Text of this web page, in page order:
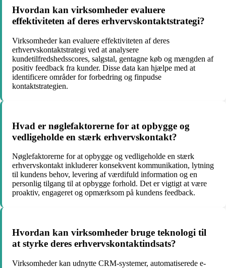
Hvordan kan virksomheder evaluere
effektiviteten af deres erhvervskontaktstrategi?
Virksomheder kan evaluere effektiviteten af deres
erhvervskontaktstrategi ved at analysere
kundetilfredshedsscores, salgstal, gentagne køb og mængden af
positiv feedback fra kunder. Disse data kan hjælpe med at
identificere områder for forbedring og finpudse
kontaktstrategien.
Hvad er nøglefaktorerne for at opbygge og
vedligeholde en stærk erhvervskontakt?
Nøglefaktorerne for at opbygge og vedligeholde en stærk
erhvervskontakt inkluderer konsekvent kommunikation, lytning
til kundens behov, levering af værdifuld information og en
personlig tilgang til at opbygge forhold. Det er vigtigt at være
proaktiv, engageret og opmærksom på kundens feedback.
Hvordan kan virksomheder bruge teknologi til
at styrke deres erhvervskontaktindsats?
Virksomheder kan udnytte CRM-systemer, automatiserede e-